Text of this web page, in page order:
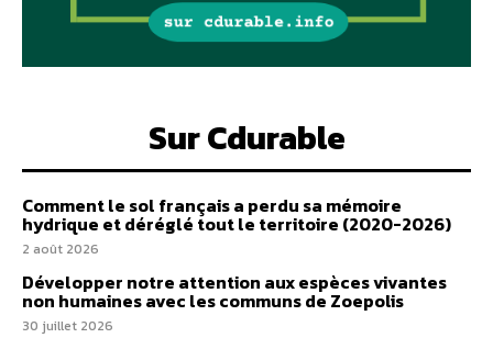
Sur Cdurable
Comment le sol français a perdu sa mémoire
hydrique et déréglé tout le territoire (2020-2026)
2 août 2026
Développer notre attention aux espèces vivantes
non humaines avec les communs de Zoepolis
30 juillet 2026